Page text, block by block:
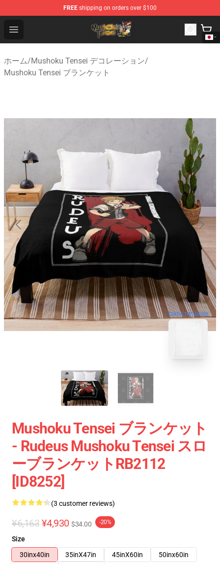
FREE shipping on orders over $100
Open menu
Mushoku Tensei Store - Official Mushoku Tensei
ホーム/Mushoku Tensei デコレーション/
Mushoku Tensei ブランケット
blank template
Mushoku Tensei ブランケット
- Rudeus Mushoku Tensei スロ
ーブランケットRB2112
[ID8252]
(3 customer reviews)
¥6,163 ¥4,930 $34.00 -20%
Size
30inx40in
35inX47in 45inX60in
50inx60in